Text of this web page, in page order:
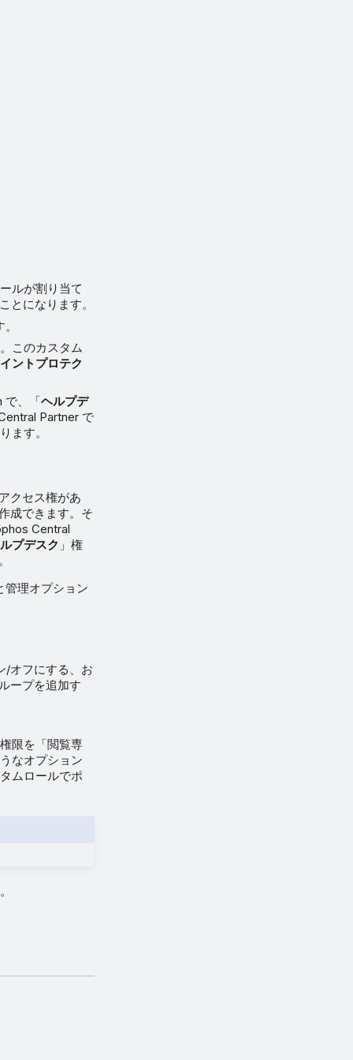
ルが割り当て
とになります。
このカスタム
ントプロテク
で、「ヘルプデ
Partner で
ます。
クセス権があ
成できます。そ
Central
プデスク 」権
管理オプション
/オフにする、お
ープを追加す
限を「閲覧専
なオプション
ムロールでポ